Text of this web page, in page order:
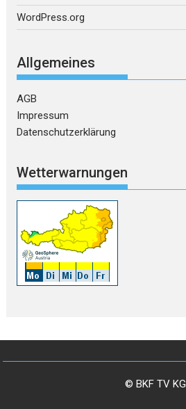
WordPress.org
Allgemeines
AGB
Impressum
Datenschutzerklärung
Wetterwarnungen
© BKF TV KG